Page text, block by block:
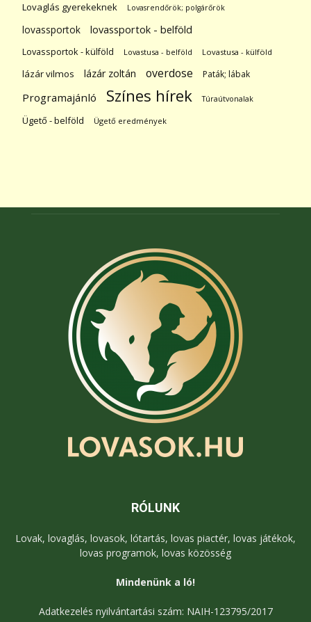
Lovaglás gyerekeknek Lovasrendőrök; polgárőrök
lovassportok lovassportok - belföld
Lovassportok - külföld Lovastusa - belföld Lovastusa - külföld
lázár vilmos lázár zoltán overdose Paták; lábak
Programajánló Színes hírek Túraútvonalak
Ügető - belföld Ügető eredmények
RÓLUNK
Lovak, lovaglás, lovasok, lótartás, lovas piactér, lovas játékok,
lovas programok, lovas közösség
Mindenünk a ló!
Adatkezelés nyilvántartási szám: NAIH-123795/2017